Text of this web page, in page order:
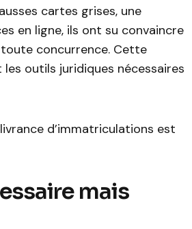
cartes grises, une
en ligne, ils ont su convaincre
concurrence. Cette
outils juridiques nécessaires
d’immatriculations est
mais